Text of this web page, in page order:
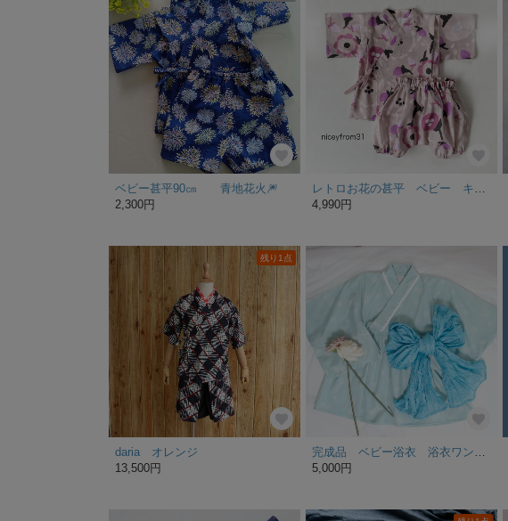
ベビー甚平90㎝ 青地花火🎆
2,300円
4,990円
残り1点
daria オレンジ
13,500円
完成品 ベビー浴衣 浴衣ワンピース 浴衣風70〜80サイズ くすみブルー 簡単兵児帯セット
5,000円